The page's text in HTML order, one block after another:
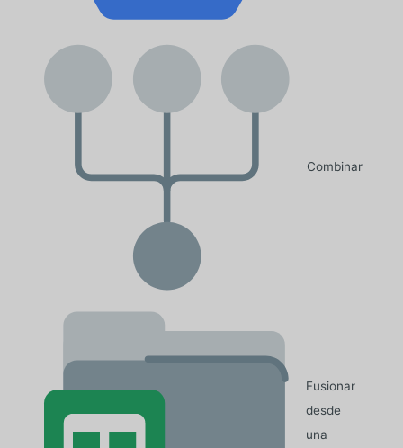
Combinar
Fusionar
desde
una